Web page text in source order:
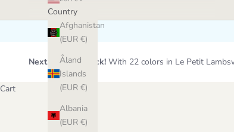
Country
Afghanistan
(EUR €)
Åland
Islands
(EUR €)
Albania
(EUR €)
Next Wool Restock! With 22 colors in Le Petit
Cart